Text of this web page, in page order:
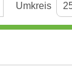
Umkreis